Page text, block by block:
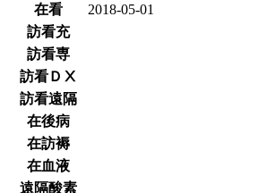
在看
2018-05-01
訪看充
訪看専
訪看ＤⅩ
訪看遠隔
在後病
在訪褥
在血液
遠隔酸素